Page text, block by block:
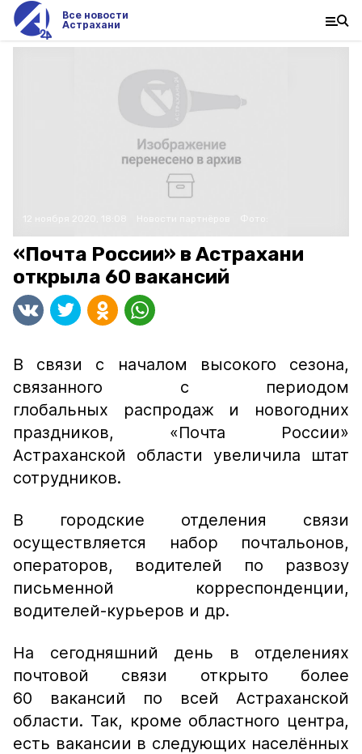
Все новости
Астрахани
«Почта России» в Астрахани
открыла 60 вакансий
В связи с началом высокого сезона,
связанного с периодом
глобальных распродаж и новогодних
праздников, «Почта России»
Астраханской области увеличила штат
сотрудников.
В городские отделения связи
осуществляется набор почтальонов,
операторов, водителей по развозу
письменной корреспонденции,
водителей-курьеров и др.
На сегодняшний день в отделениях
почтовой связи открыто более
60 вакансий по всей Астраханской
области. Так, кроме областного центра,
есть вакансии в следующих населённых